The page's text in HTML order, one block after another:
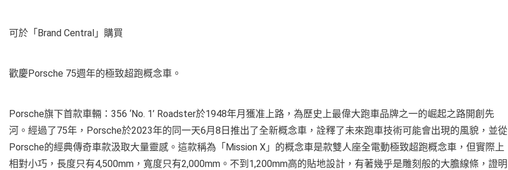
可於「Brand Central」購買
歡慶Porsche 75週年的極致超跑概念車。
Porsche旗下首款車輛：356 ‘No. 1’ Roadster於1948年月獲准上路，為歷史上最偉大跑車品牌之一的崛起之路開創先
河。經過了75年，Porsche於2023年的同一天6月8日推出了全新概念車，詮釋了未來跑車技術可能會出現的風貌，並從
Porsche的經典傳奇車款汲取大量靈感。這款稱為「Mission X」的概念車是款雙人座全電動極致超跑概念車，但實際上
相對小巧，長度只有4,500mm，寬度只有2,000mm。不到1,200mm高的貼地設計，有著幾乎是雕刻般的大膽線條，證明